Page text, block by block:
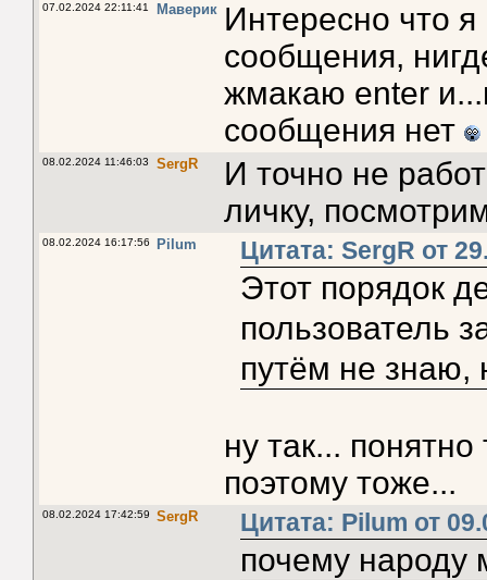
07.02.2024 22:11:41 Маверик Интересно что
сообщения,
жмакаю enter
сообщения нет
08.02.2024 11:46:03 SergR
И точно не
личку,
08.02.2024 16:17:56 Pilum Цитата: SergR от
Этот порядок
пользователь
путём не знаю,
ну так...
поэтому тоже...
08.02.2024 17:42:59 SergR Цитата: Pilum от
почему народу